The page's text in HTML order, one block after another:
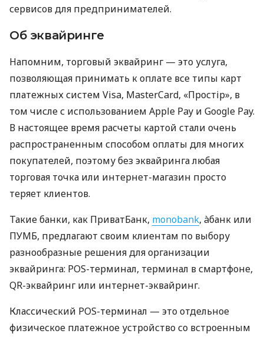
сервисов для предпринимателей.
Об эквайринге
Напомним, торговый эквайринг — это услуга,
позволяющая принимать к оплате все типы карт
платежных систем Visa, MasterCard, «Простір», в
том числе с использованием Apple Pay и Google Pay.
В настоящее время расчеты картой стали очень
распространенным способом оплаты для многих
покупателей, поэтому без эквайринга любая
торговая точка или интернет-магазин просто
теряет клиентов.
Такие банки, как ПриватБанк, monobank, àбанк или
ПУМБ, предлагают своим клиентам по выбору
разнообразные решения для организации
эквайринга: POS-терминал, терминал в смартфоне,
QR-эквайринг или интернет-эквайринг.
Классический POS-терминал — это отдельное
физическое платежное устройство со встроенным